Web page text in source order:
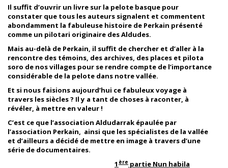
Il suffit d’ouvrir un livre sur la pelote basque pour
constater que tous les auteurs signalent et commentent
abondamment la fabuleuse histoire de Perkain présenté
comme un pilotari originaire des Aldudes.
Mais au-delà de Perkain, il suffit de chercher et d’aller à la
rencontre des témoins, des archives, des places et pilota
soro de nos villages pour se rendre compte de l’importance
considérable de la pelote dans notre vallée.
Et si nous faisions aujourd’hui ce fabuleux voyage à
travers les siècles ? Il y a tant de choses à raconter, à
révéler, à mettre en valeur !
C’est ce que l’association Aldudarrak épaulée par
l’association Perkain, ainsi que les spécialistes de la vallée
et d’ailleurs a décidé de mettre en image à travers d’une
série de documentaires.
1 ère partie Nun habila